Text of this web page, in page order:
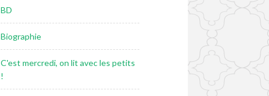
BD
Biographie
C'est mercredi, on lit avec les petits
!